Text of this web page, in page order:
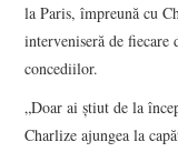
la Paris, împreună cu
interveniseră de
concediilor.
„Doar ai ştiut de la
Charlize ajungea la